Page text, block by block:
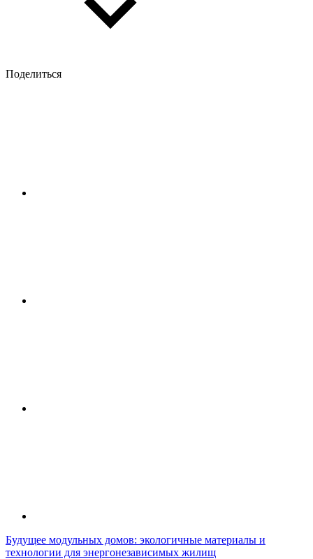
Поделиться
Будущее модульных домов: экологичные материалы и
технологии для энергонезависимых жилищ